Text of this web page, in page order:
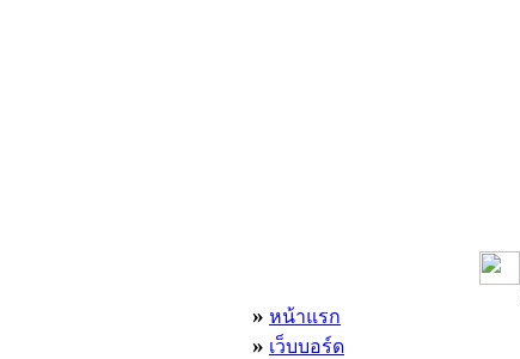
» หน้าแรก
» เว็บบอร์ด